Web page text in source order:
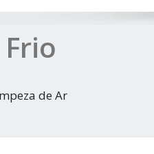
de Ar